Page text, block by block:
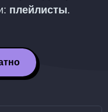
плейлисты.